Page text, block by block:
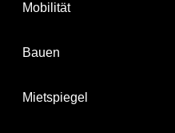
Mobilität
Bauen
Mietspiegel